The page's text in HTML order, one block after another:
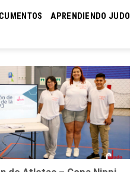
APRENDIENDO JUDO